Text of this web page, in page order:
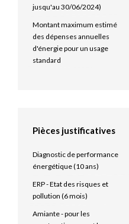
jusqu'au 30/06/2024)
Montant maximum estimé
des dépenses annuelles
d'énergie pour un usage
standard
Pièces justificatives
Diagnostic de performance
énergétique (10 ans)
ERP - Etat des risques et
pollution (6 mois)
Amiante - pour les